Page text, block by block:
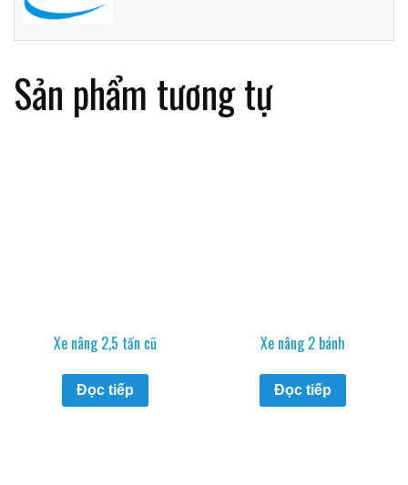
Sản phẩm tương tự
Xe nâng 2,5 tấn cũ
Đọc tiếp
Xe nâng 2 bánh
Đọc tiếp